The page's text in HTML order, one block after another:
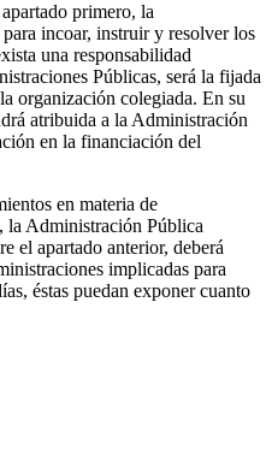
primero, la
incoar, instruir y resolver los
una responsabilidad
Públicas, será la fijada
organización colegiada. En su
atribuida a la Administración
en la financiación del
en materia de
la Administración Pública
el apartado anterior, deberá
implicadas para
éstas puedan exponer cuanto